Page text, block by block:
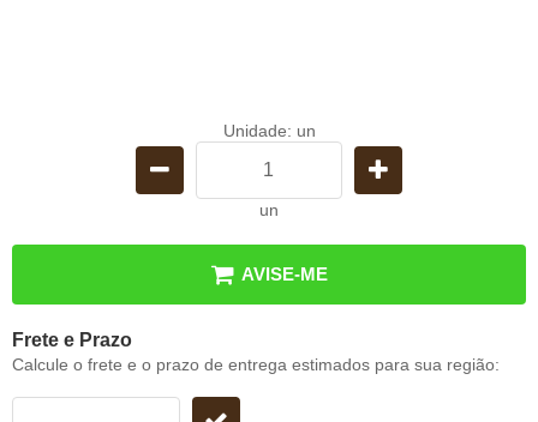
Unidade: un
un
AVISE-ME
Frete e Prazo
Calcule o frete e o prazo de entrega estimados para sua região: